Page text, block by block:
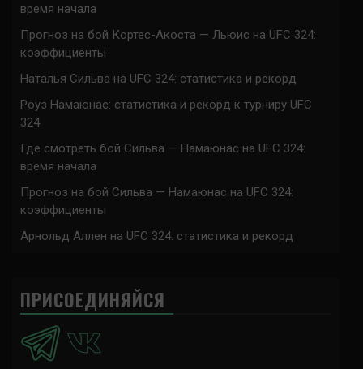
время начала
Прогноз на бой Кортес-Акоста — Льюис на UFC 324:
коэффициенты
Наталья Сильва на UFC 324: статистика и рекорд
Роуз Намаюнас: статистика и рекорд к турниру UFC
324
Где смотреть бой Сильва — Намаюнас на UFC 324:
время начала
Прогноз на бой Сильва — Намаюнас на UFC 324:
коэффициенты
Арнольд Аллен на UFC 324: статистика и рекорд
ПРИСОЕДИНЯЙСЯ